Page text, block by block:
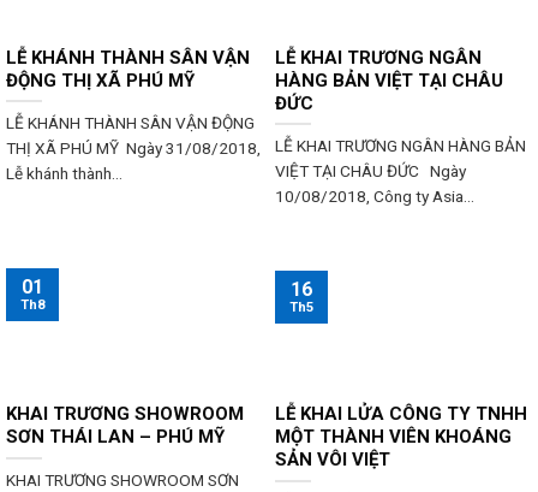
LỄ KHÁNH THÀNH SÂN VẬN
ĐỘNG THỊ XÃ PHÚ MỸ
LỄ KHÁNH THÀNH SÂN VẬN ĐỘNG
THỊ XÃ PHÚ MỸ Ngày 31/08/2018,
Lễ khánh thành...
LỄ KHAI TRƯƠNG NGÂN
HÀNG BẢN VIỆT TẠI CHÂU
ĐỨC
LỄ KHAI TRƯƠNG NGÂN HÀNG BẢN
VIỆT TẠI CHÂU ĐỨC Ngày
10/08/2018, Công ty Asia...
KHAI TRƯƠNG SHOWROOM
SƠN THÁI LAN – PHÚ MỸ
KHAI TRƯƠNG SHOWROOM SƠN
01
Th8
LỄ KHAI LỬA CÔNG TY TNHH
MỘT THÀNH VIÊN KHOÁNG
SẢN VÔI VIỆT
16
Th5